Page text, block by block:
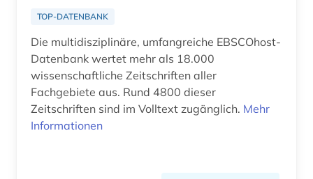
corpora (1)
cuneiform (1)
côte divoire (1)
Korea (2)
Kroatien (3)
Lettland (1)
Litauen (2)
TOP-DATENBANK
Die multidisziplinäre, umfangreiche EBSCOhost-
Datenbank wertet mehr als 18.000
wissenschaftliche Zeitschriften aller
Fachgebiete aus. Rund 4800 dieser
Zeitschriften sind im Volltext zugänglich. Mehr
Informationen